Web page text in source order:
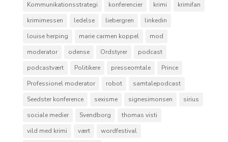
Kommunikationsstrategi
konferencier krimi
krimifan
krimimessen
ledelse liebergren
linkedin
louise herping
marie carmen koppel
mod
moderator
odense Ordstyrer
podcast
podcastvært
Politikere presseomtale
Prince
Professionel moderator
robot
samtalepodcast
Seedster konference
sexisme signesimonsen
sirius
sociale medier
Svendborg
thomas visti
vild med krimi
vært
wordfestival